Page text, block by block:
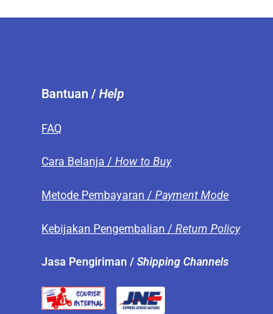
Bantuan /Help
FAQ
Cara Belanja /How to Buy
Metode Pembayaran /Payment Mode
Kebijakan Pengembalian /Return Policy
Jasa Pengiriman /Shipping Channels